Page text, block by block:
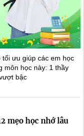
tối ưu giúp các em học
môn học này: 1 thầy
bậc
mẹo học nhớ lâu